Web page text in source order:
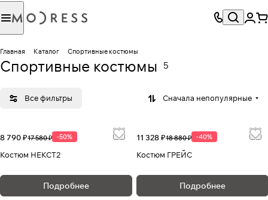
Главная Каталог Спортивные костюмы
Спортивные костюмы 5
Все фильтры Сначала непопулярные
8 790 ₽17 580 ₽ -50%
Костюм НЕКСТ2
Подробнее
11 328 ₽18 880 ₽ -40%
Костюм ГРЕЙС
Подробнее